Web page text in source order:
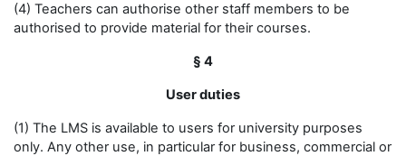
(4) Teachers can authorise other staff members to be
authorised to provide material for their courses.
§ 4
User duties
(1) The LMS is available to users for university purposes
only. Any other use, in particular for business, commercial or